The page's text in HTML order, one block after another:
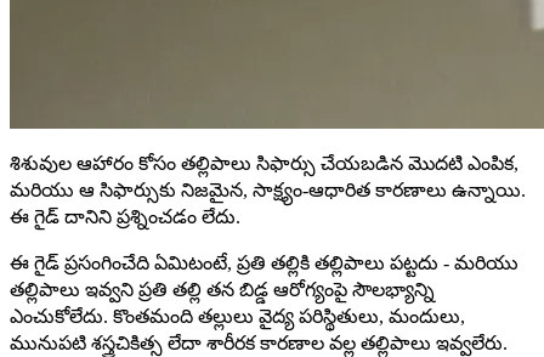
శిశువుల ఆహారం కోసం తల్లిపాలు సిఫార్సు చేయబడిన మొదటి ఎంపిక,
మరియు ఆ సిఫార్సుకు నిజమైన, సాక్ష్యం-ఆధారిత కారణాలు ఉన్నాయి.
ఈ గైడ్ దానిని ప్రశ్నించడం లేదు.
ఈ గైడ్ ప్రసంగించేది ఏమిటంటే, ప్రతి తల్లికి తల్లిపాలు పట్టదు - మరియు
తల్లిపాలు ఇవ్వని ప్రతి తల్లి తన బిడ్డ ఆరోగ్యంపై సౌలభ్యాన్ని
ఎంచుకోలేదు. కొంతమంది తల్లులు వైద్య పరిస్థితులు, మందులు,
మునుపటి శస్త్రచికిత్స లేదా శారీరక కారణాల వల్ల తల్లిపాలు ఇవ్వలేరు.